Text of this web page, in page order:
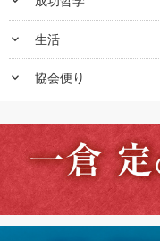
keyboard_arrow_down 生活
keyboard_arrow_down 協会便り